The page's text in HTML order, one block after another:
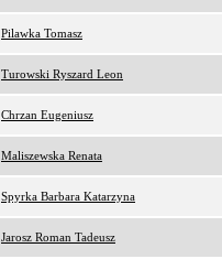
Pilawka Tomasz
Turowski Ryszard Leon
Chrzan Eugeniusz
Maliszewska Renata
Spyrka Barbara Katarzyna
Jarosz Roman Tadeusz